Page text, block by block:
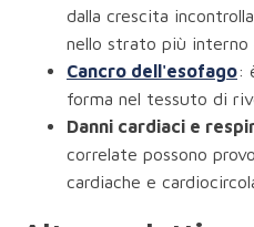
dalla crescita
nello strato più interno
Cancro dell'esofago:
forma nel tessuto di
Danni cardiaci e
correlate possono
cardiache e